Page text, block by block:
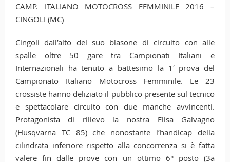
CAMP. ITALIANO MOTOCROSS FEMMINILE 2016 –
CINGOLI (MC)
Cingoli dall’alto del suo blasone di circuito con alle
spalle oltre 50 gare tra Campionati Italiani e
Internazionali ha tenuto a battesimo la 1′ prova del
Campionato Italiano Motocross Femminile. Le 23
crossiste hanno deliziato il pubblico presente sul tecnico
e spettacolare circuito con due manche avvincenti.
Protagonista di rilievo la nostra Elisa Galvagno
(Husqvarna TC 85) che nonostante l’handicap della
cilindrata inferiore rispetto alla concorrenza si è fatta
valere fin dalle prove con un ottimo 6° posto (3a